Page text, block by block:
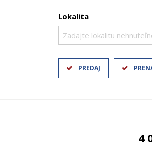
Lokalita
Zadajte lokalitu
PREDAJ